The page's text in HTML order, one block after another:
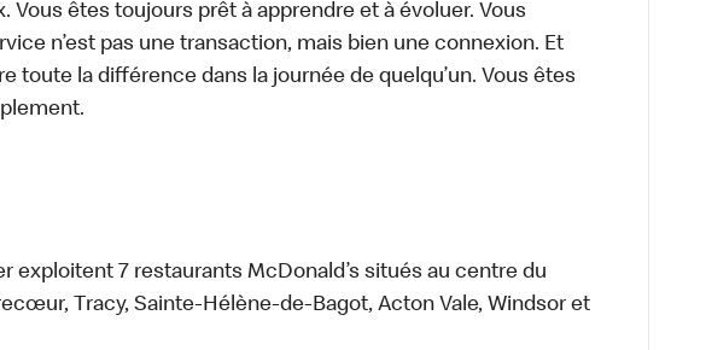
Vous êtes toujours prêt à apprendre et à évoluer. Vous
n’est pas une transaction, mais bien une connexion. Et
toute la différence dans la journée de quelqu’un. Vous êtes
exploitent 7 restaurants McDonald’s situés au centre du
Tracy, Sainte-Hélène-de-Bagot, Acton Vale, Windsor et